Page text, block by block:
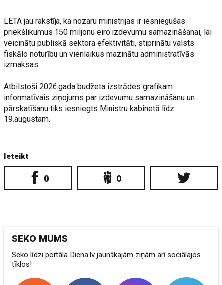
LETA jau rakstīja, ka nozaru ministrijas ir iesniegušas
priekšlikumus 150 miljonu eiro izdevumu samazināšanai, lai
veicinātu publiskā sektora efektivitāti, stiprinātu valsts
fiskālo noturību un vienlaikus mazinātu administratīvās
izmaksas.
Atbilstoši 2026.gada budžeta izstrādes grafikam
informatīvais ziņojums par izdevumu samazināšanu un
pārskatīšanu tiks iesniegts Ministru kabinetā līdz
19.augustam.
Ieteikt
0 0
SEKO MUMS
Seko līdzi portāla Diena.lv jaunākajām ziņām arī sociālajos
tīklos!